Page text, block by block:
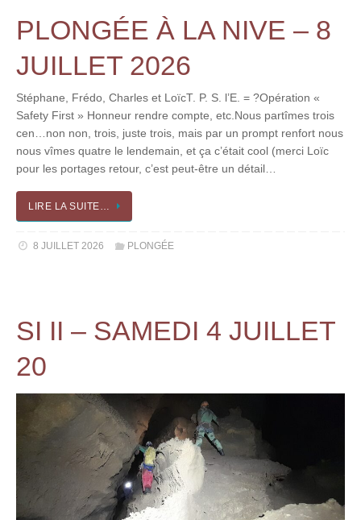
PLONGÉE À LA NIVE – 8
JUILLET 2026
Stéphane, Frédo, Charles et LoïcT. P. S. l’E. = ?Opération «
Safety First » Honneur rendre compte, etc.Nous partîmes trois
cen…non non, trois, juste trois, mais par un prompt renfort nous
nous vîmes quatre le lendemain, et ça c’était cool (merci Loïc
pour les portages retour, c’est peut-être un détail…
LIRE LA SUITE…
8 JUILLET 2026 PLONGÉE
SI II – SAMEDI 4 JUILLET
20